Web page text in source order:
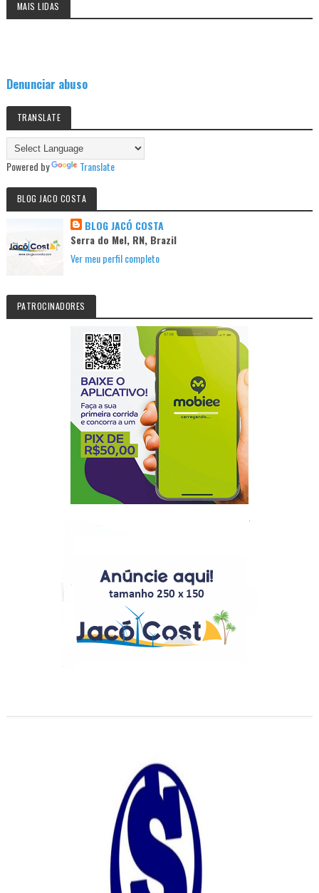
MAIS LIDAS
Denunciar abuso
TRANSLATE
Powered by Translate
BLOG JACO COSTA
BLOG JACÓ COSTA
Serra do Mel, RN, Brazil
Ver meu perfil completo
PATROCINADORES